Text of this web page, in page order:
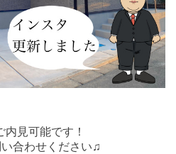
内見可能です！
合わせください♫